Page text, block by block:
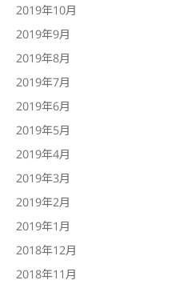
2019年10月
2019年9月
2019年8月
2019年7月
2019年6月
2019年5月
2019年4月
2019年3月
2019年2月
2019年1月
2018年12月
2018年11月